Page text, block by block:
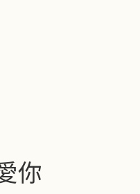
你